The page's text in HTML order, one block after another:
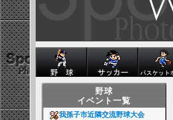
野球
イベント一覧
我孫子市近隣交流野球大会